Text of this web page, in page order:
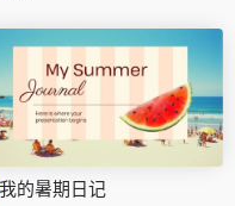
我的暑期日记